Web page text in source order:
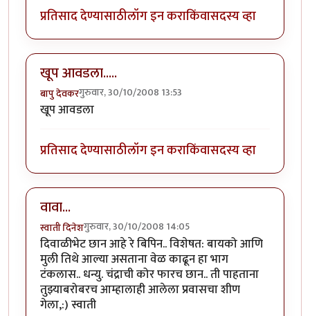
प्रतिसाद देण्यासाठीलॉग इन कराकिंवासदस्य व्हा
खूप आवडला.....
बापु देवकरगुरुवार, 30/10/2008 13:53
खूप आवडला
प्रतिसाद देण्यासाठीलॉग इन कराकिंवासदस्य व्हा
वावा...
स्वाती दिनेशगुरुवार, 30/10/2008 14:05
दिवाळीभेट छान आहे रे बिपिन.. विशेषत: बायको आणि
मुली तिथे आल्या असताना वेळ काढून हा भाग
टंकलास.. धन्यु. चंद्राची कोर फारच छान.. ती पाहताना
तुझ्याबरोबरच आम्हालाही आलेला प्रवासचा शीण
गेला,:) स्वाती